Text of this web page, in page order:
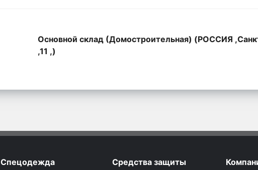
Основной склад (Домостроительная) (РОССИЯ
,11 ,)
Спецодежда Средства защиты